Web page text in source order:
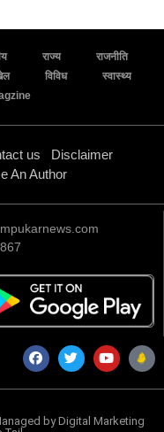
राज्य
राजनीति
विविध
स्वास्थ्य
us
Disclaimer
An Author
byDigital Marketing